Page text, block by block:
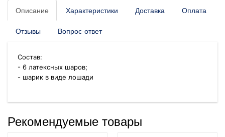
Описание Характеристики Доставка Оплата
Отзывы Вопрос-ответ
Состав:
- 6 латексных шаров;
- шарик в виде лошади
Рекомендуемые товары